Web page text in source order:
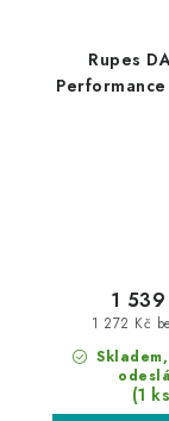
Rupes
(1
1 272 Kč
1 539